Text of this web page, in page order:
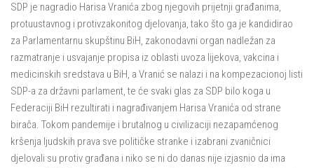
SDP je nagradio Harisa Vranića zbog njegovih prijetnji građanima,
protuustavnog i protivzakonitog djelovanja, tako što ga je kandidirao
za Parlamentarnu skupštinu BiH, zakonodavni organ nadležan za
razmatranje i usvajanje propisa iz oblasti uvoza lijekova, vakcina i
medicinskih sredstava u BiH, a Vranić se nalazi i na kompezacionoj listi
SDP-a za državni parlament, te će svaki glas za SDP bilo koga u
Federaciji BiH rezultirati i nagrađivanjem Harisa Vranića od strane
birača. Tokom pandemije i brutalnog u civilizaciji nezapamćenog
kršenja ljudskih prava sve političke stranke i izabrani zvaničnici
djelovali su protiv građana i niko se ni do danas nije izjasnio da ima